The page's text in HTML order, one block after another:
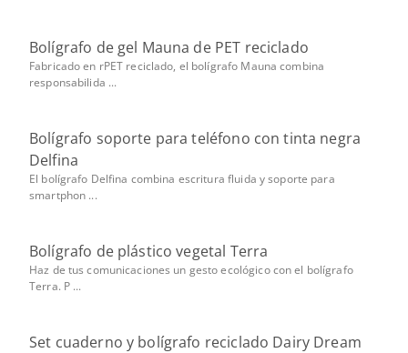
Bolígrafo de gel Mauna de PET reciclado
Fabricado en rPET reciclado, el bolígrafo Mauna combina
responsabilida ...
Bolígrafo soporte para teléfono con tinta negra
Delfina
El bolígrafo Delfina combina escritura fluida y soporte para
smartphon ...
Bolígrafo de plástico vegetal Terra
Haz de tus comunicaciones un gesto ecológico con el bolígrafo
Terra. P ...
Set cuaderno y bolígrafo reciclado Dairy Dream